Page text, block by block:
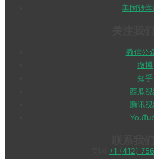
美国转
微信公
微博
知乎
西瓜视
腾讯视
+1 (412)